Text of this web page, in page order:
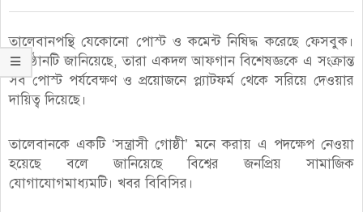
তালেবানপন্থি যেকোনো পোস্ট ও কমেন্ট নিষিদ্ধ করেছে ফেসবুক।
প্রতিষ্ঠানটি জানিয়েছে, তারা একদল আফগান বিশেষজ্ঞকে এ সংক্রান্ত
সব পোস্ট পর্যবেক্ষণ ও প্রয়োজনে প্ল্যাটফর্ম থেকে সরিয়ে দেওয়ার
দায়িত্ব দিয়েছে।
তালেবানকে একটি ‘সন্ত্রাসী গোষ্ঠী’ মনে করায় এ পদক্ষেপ নেওয়া
হয়েছে বলে জানিয়েছে বিশ্বের জনপ্রিয় সামাজিক
যোগাযোগমাধ্যমটি। খবর বিবিসির।